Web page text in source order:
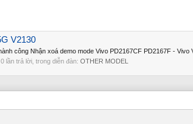
V2130
công Nhận xoá demo mode Vivo PD2167CF PD2167F -
, 0 lần trả lời, trong diễn đàn: OTHER MODEL